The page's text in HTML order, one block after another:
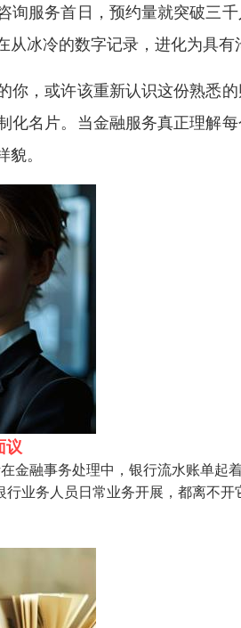
询服务首日，预约量就突破三
冰冷的数字记录，进化为具有
你，或许该重新认识这份熟悉
化名片。当金融服务真正理解
。
议
金融事务处理中，银行流水账单起
业务人员日常业务开展，都离不